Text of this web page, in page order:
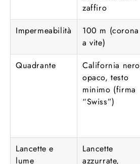
zaffiro
Impermeabilità
100 m (corona
a vite)
Quadrante
California nero
opaco, testo
minimo (firma
“Swiss”)
Lancette e
lume
Lancette
azzurrate,